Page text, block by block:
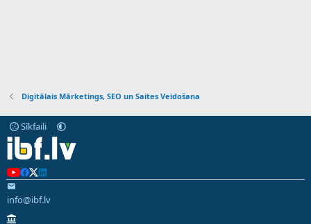
Digitālais Mārketings, SEO un Saites Veidošana
Sīkfaili
info@ibf.lv